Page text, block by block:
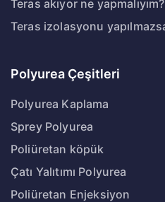
Teras akıyor ne yapmalıyım?
Teras izolasyonu
Polyurea Çeşitleri
Polyurea Kaplama
Sprey Polyurea
Poliüretan köpük
Çatı Yalıtımı Polyurea
Poliüretan Enjeksiyon